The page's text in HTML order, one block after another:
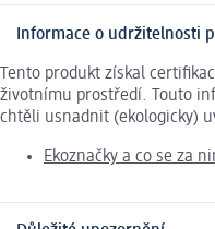
Informace o udržitelnosti
Tento produkt získal
životnímu prostředí. Touto
chtěli usnadnit (ekologicky)
Ekoznačky a co se za